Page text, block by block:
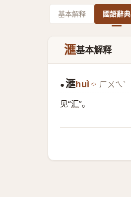
基本解释 國語辭典
滙基本解释
● 滙huì ㄏㄨㄟˋ
见“汇”。